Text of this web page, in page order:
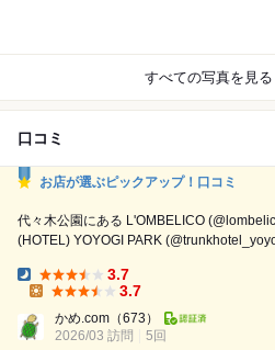
すべての写真を見る
口コミ
お店が選ぶピックアップ！口コミ
代々木公園にある L'OMBELICO (@lombelico_trunk) こちらはTRUNK
(HOTEL) YOYOGI PARK
構える釜で焼かれた美味しいピザが頂ける。 店内だけでなく、井の頭通
りに面しているテラス席で風を感じながら
Dinner:
3.7
3.7
かめ.com （673）
2026/03 訪問
5回